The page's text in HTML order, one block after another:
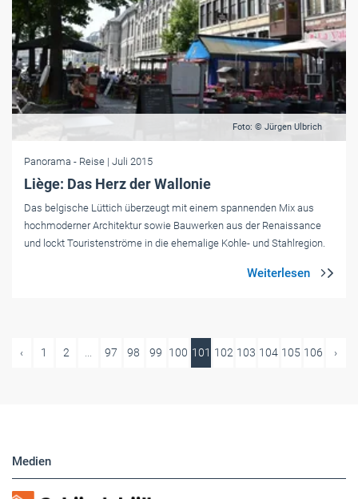
Foto: © Jürgen Ulbrich
Panorama - Reise | Juli 2015
Liège: Das Herz der Wallonie
Das belgische Lüttich überzeugt mit einem spannenden Mix aus
hochmoderner Architektur sowie Bauwerken aus der Renaissance
und lockt Touristenströme in die ehemalige Kohle- und Stahlregion.
‹ 1 2 ... 97 98 99 100 101 102 103 104 105 106 ›
Medien